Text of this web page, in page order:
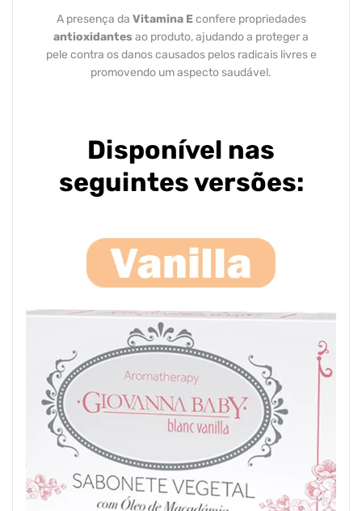
A presença da Vitamina Econfere propriedades
antioxidantesao produto, ajudando a proteger a
pele contra os danos causados pelos radicais livres e
promovendo um aspecto saudável.
Disponível nas
seguintes versões: